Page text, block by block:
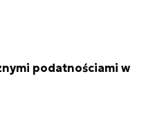
podatnościami w